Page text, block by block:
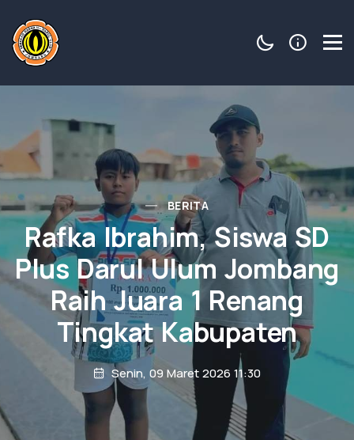
BERITA
Rafka Ibrahim, Siswa SD
Plus Darul Ulum Jombang
Raih Juara 1 Renang
Tingkat Kabupaten
Senin, 09 Maret 2026 11:30